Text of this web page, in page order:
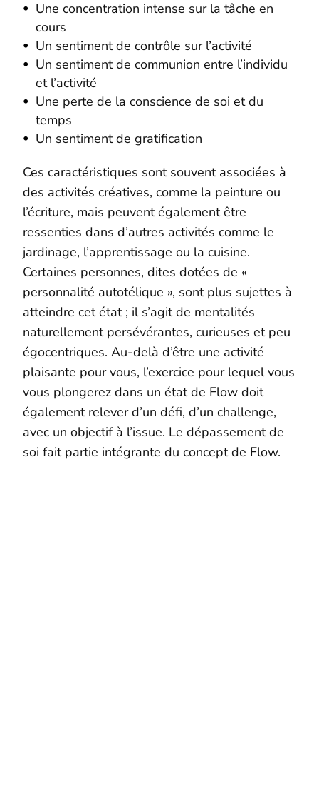
Une concentration intense sur la tâche en
cours
Un sentiment de contrôle sur l’activité
Un sentiment de communion entre l’individu
et l’activité
Une perte de la conscience de soi et du
temps
Un sentiment de gratification
Ces caractéristiques sont souvent associées à
des activités créatives, comme la peinture ou
l’écriture, mais peuvent également être
ressenties dans d’autres activités comme le
jardinage, l’apprentissage ou la cuisine.
Certaines personnes, dites dotées de «
personnalité autotélique », sont plus sujettes à
atteindre cet état ; il s’agit de mentalités
naturellement persévérantes, curieuses et peu
égocentriques.Au-delà d’être une activité
plaisante pour vous, l’exercice pour lequel vous
vous plongerez dans un état de Flow doit
également relever d’un défi, d’un challenge,
avec un objectif à l’issue. Le dépassement de
soi fait partie intégrante du concept de Flow.